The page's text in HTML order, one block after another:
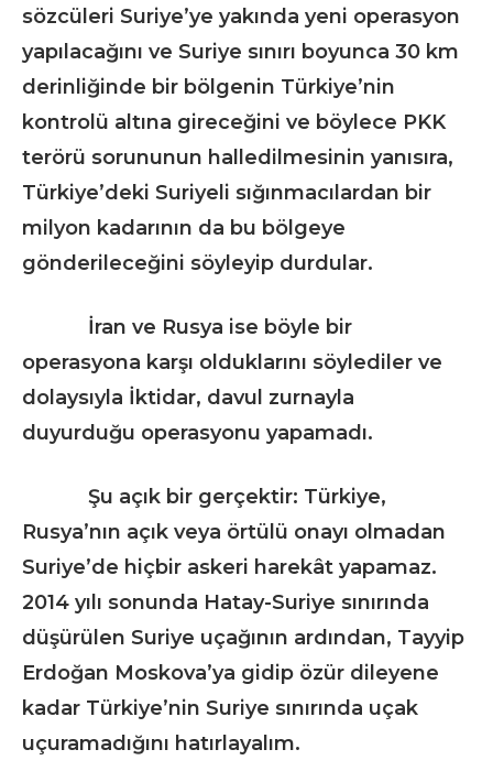
sözcüleri Suriye’ye yakında yeni operasyon
yapılacağını ve Suriye sınırı boyunca 30 km
derinliğinde bir bölgenin Türkiye’nin
kontrolü altına gireceğini ve böylece PKK
terörü sorununun halledilmesinin yanısıra,
Türkiye’deki Suriyeli sığınmacılardan bir
milyon kadarının da bu bölgeye
gönderileceğini söyleyip durdular.
İran ve Rusya ise böyle bir
operasyona karşı olduklarını söylediler ve
dolaysıyla İktidar, davul zurnayla
duyurduğu operasyonu yapamadı.
Şu açık bir gerçektir: Türkiye,
Rusya’nın açık veya örtülü onayı olmadan
Suriye’de hiçbir askeri harekât yapamaz.
2014 yılı sonunda Hatay-Suriye sınırında
düşürülen Suriye uçağının ardından, Tayyip
Erdoğan Moskova’ya gidip özür dileyene
kadar Türkiye’nin Suriye sınırında uçak
uçuramadığını hatırlayalım.